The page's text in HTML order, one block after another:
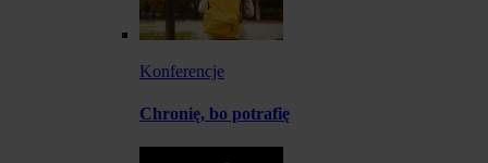
Konferencje
Chronię, bo potrafię